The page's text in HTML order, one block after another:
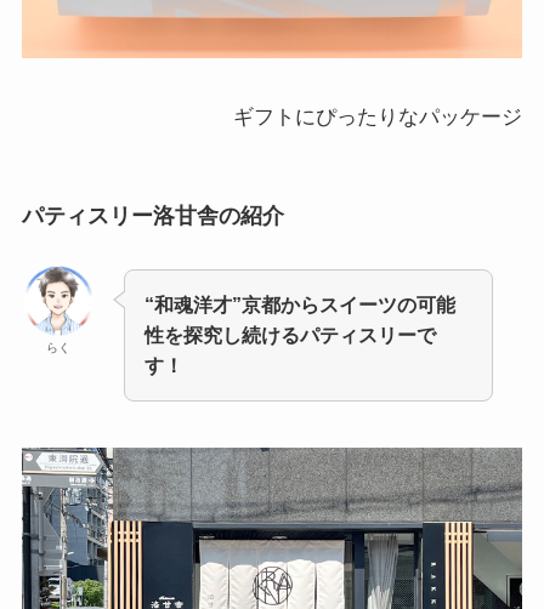
ギフトにぴったりなパッケージ
パティスリー洛甘舎の紹介
らく
“和魂洋才”京都からスイーツの可能
性を探究し続けるパティスリーで
す！